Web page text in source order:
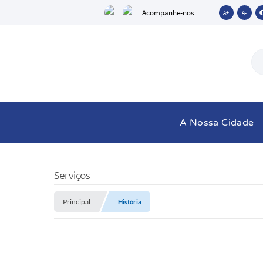
Acompanhe-nos A+ A-
A Nossa Cidade
Serviços
Principal História